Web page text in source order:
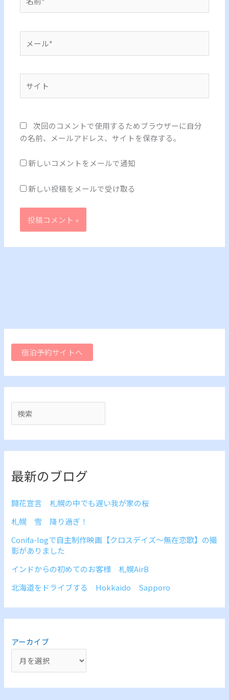
前
ー
*
次回のコメントで使用するためブラウザーに自分
の名前、メールアドレス、サイトを保存する。
新しいコメントをメールで通知
新しい投稿をメールで受け取る
宿泊予約サイトへ
最新のブログ
開花宣言 札幌の中でも遅い我が家の桜
札幌 雪 降り過ぎ！
Conifa-logで自主制作映画【クロスデイズ～無在恋歌】の撮
影がありました
インドからの初めてのお客様 札幌AirB
北海道をドライブする Hokkaido Sapporo
アーカイブ